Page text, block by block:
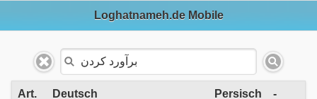
Loghatnameh.de Mobile
Art. Deutsch Persisch -